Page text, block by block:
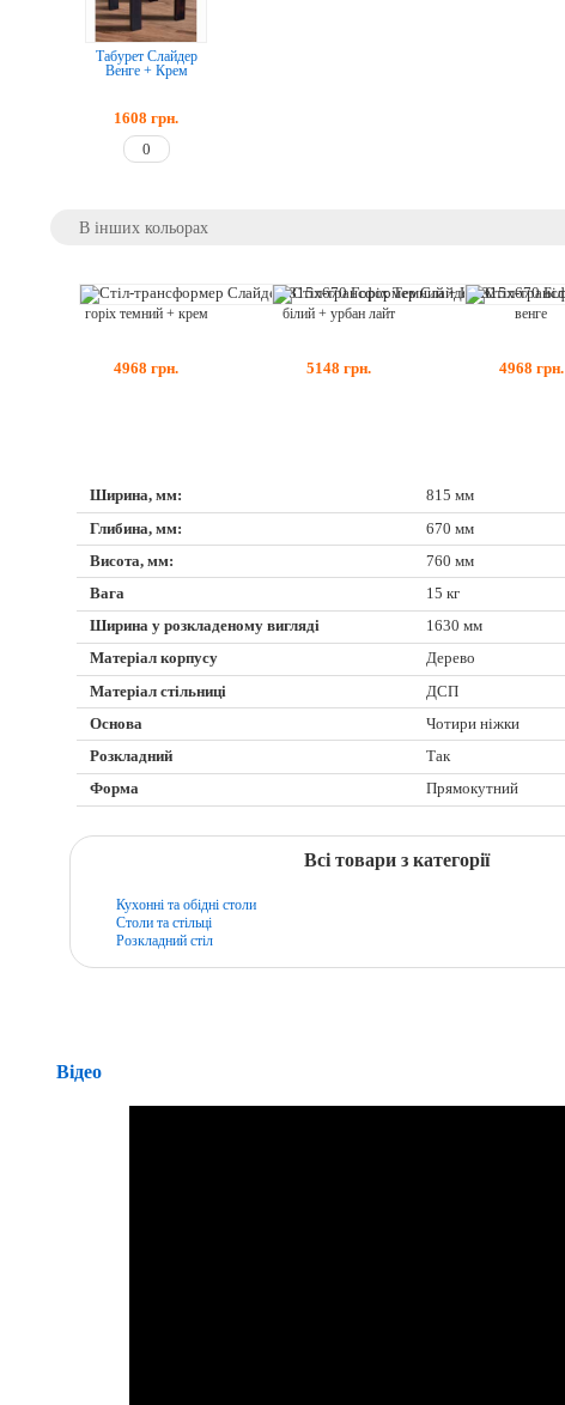
Табурет Слайдер
Венге + Крем
1608 грн.
В інших кольорах
горіх темний + крем
4968 грн.
білий + урбан лайт
5148 грн.
венге
4968 грн.
Ширина, мм:
815 мм
Глибина, мм:
670 мм
Висота, мм:
760 мм
Вага
15 кг
Ширина у розкладеному вигляді
1630 мм
Матеріал корпусу
Дерево
Матеріал стільниці
ДСП
Основа
Чотири ніжки
Розкладний
Так
Форма
Прямокутний
Всі товари з категорії
Кухонні та обідні столи
Столи та стільці
Розкладний стіл
Відео